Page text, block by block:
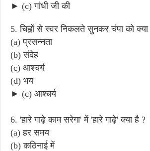
► (c) गांधी जी की
5. चिह्नों से स्वर निकलते सुनकर चंपा को क्या
(a) प्रसन्नता
(b) संदेह
(c) आश्चर्य
(d) भय
► (c) आश्चर्य
6. 'हारे गाढ़े काम सरेगा' में 'हारे गाढ़े' क्या है ?
(a) हर समय
(b) कठिनाई में